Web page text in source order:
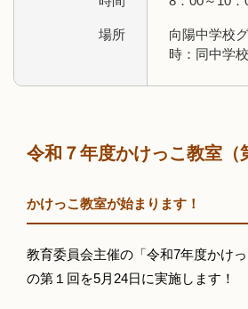
場所
向陽中学校
時：同中学校
令和７年度かけっこ教室（
かけっこ教室が始まります！
教育委員会主催の「令和7年度かけっ
の第１回を5月24日に実施します！